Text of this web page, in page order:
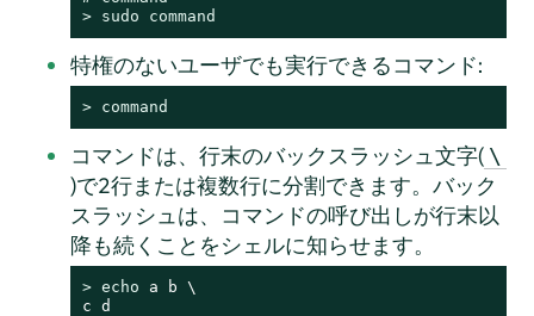
> sudo command
特権のないユーザでも実行できるコマンド:
> command
コマンドは、行末のバックスラッシュ文字( \
)で2行または複数行に分割できます。バック
スラッシュは、コマンドの呼び出しが行末以
降も続くことをシェルに知らせます。
> echo a b \
c d